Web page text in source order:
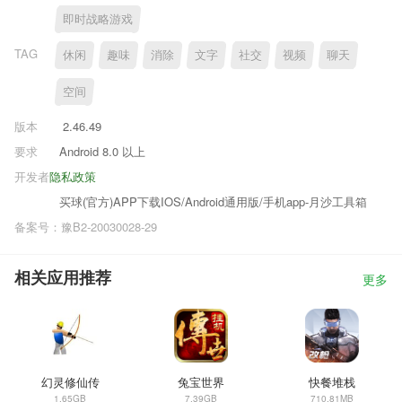
即时战略游戏
TAG 休闲 趣味 消除 文字 社交 视频 聊天
空间
版本
2.46.49
要求
Android 8.0 以上
隐私政策
开发者
买球(官方)APP下载IOS/Android通用版/手机app-月沙工具箱
备案号：豫B2-20030028-29
相关应用推荐 更多
幻灵修仙传
1.65GB
兔宝世界
7.39GB
快餐堆栈
710.81MB